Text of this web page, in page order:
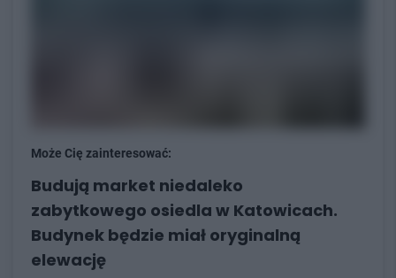
Może Cię zainteresować:
Budują market niedaleko
zabytkowego osiedla w Katowicach.
Budynek będzie miał oryginalną
elewację